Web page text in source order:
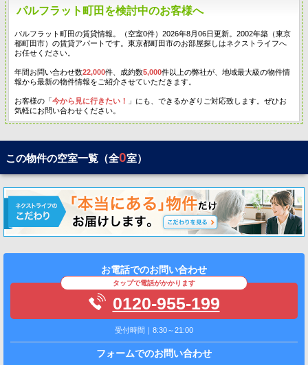
パルフラット町田を検討中のお客様へ
パルフラット町田の賃貸情報。（空室0件）2026年8月06日更新。2002年築（東京
都町田市）の賃貸アパートです。東京都町田市のお部屋探しはネクストライフへ
お任せください。
年間お問い合わせ数22,000件、成約数5,000件以上の弊社が、地域最大級の物件情
報から最新の物件情報をご紹介させていただきます。
お客様の「今から見に行きたい！
」にも、できるかぎりご対応致します。ぜひお
気軽にお問い合わせください。
この物件の空室一覧（全0室）
お電話でのお問い合わせ
タップで電話がかかります
0120-955-199
受付時間｜8:30～21:00
フォームでのお問い合わせ